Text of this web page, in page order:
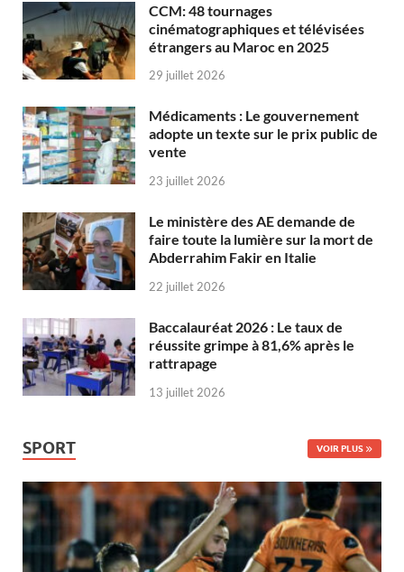
CCM: 48 tournages
cinématographiques et télévisées
étrangers au Maroc en 2025
29 juillet 2026
Médicaments : Le gouvernement
adopte un texte sur le prix public de
vente
23 juillet 2026
Le ministère des AE demande de
faire toute la lumière sur la mort de
Abderrahim Fakir en Italie
22 juillet 2026
Baccalauréat 2026 : Le taux de
réussite grimpe à 81,6% après le
rattrapage
13 juillet 2026
SPORT VOIR PLUS